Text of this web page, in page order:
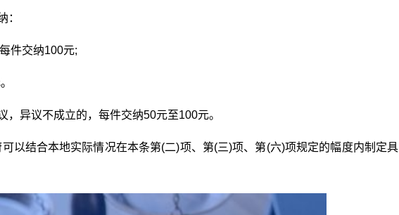
：
件交纳100元;
，异议不成立的，每件交纳50元至100元。
以结合本地实际情况在本条第(二)项、第(三)项、第(六)项规定的幅度内制定具